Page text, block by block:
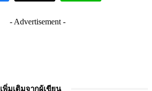
- Advertisement -
เพิ่มเติมจากผู้เขียน